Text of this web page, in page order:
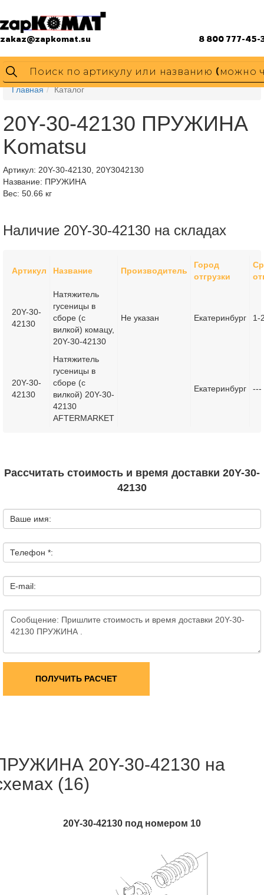
zakaz@zapkomat.su 8 800 777-45-
Главная Каталог
20Y-30-42130 ПРУЖИНА
Komatsu
Артикул: 20Y-30-42130, 20Y3042130
Название: ПРУЖИНА
Вес: 50.66 кг
Наличие 20Y-30-42130 на складах
Артикул Название Производитель
Город
отгрузки
20Y-30-
42130
Натяжитель
гусеницы в
сборе (с
вилкой) комацу,
20Y-30-42130
Не указан Екатеринбург 1-
20Y-30-
42130
Натяжитель
гусеницы в
сборе (с
вилкой) 20Y-30-
42130
AFTERMARKET
Екатеринбург ---
Рассчитать стоимость и время доставки 20Y-30-
42130
Ваше имя:
Телефон *:
E-mail:
ПОЛУЧИТЬ РАСЧЕТ
20Y-30-42130 на
(16)
20Y-30-42130 под номером 10